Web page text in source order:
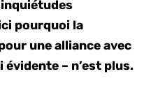
pourquoi la
une alliance avec
évidente – n’est plus.